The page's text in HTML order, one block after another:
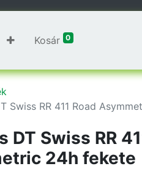
Kosár 0
Swiss RR 411 Road
DT Swiss RR
24h fekete